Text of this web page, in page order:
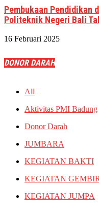
Pembukaan Pendidikan
Politeknik Negeri Bali
16 Februari 2025
DONOR DARAH
All
Aktivitas PMI Badung
Donor Darah
JUMBARA
KEGIATAN BAKTI
KEGIATAN
KEGIATAN JUMPA